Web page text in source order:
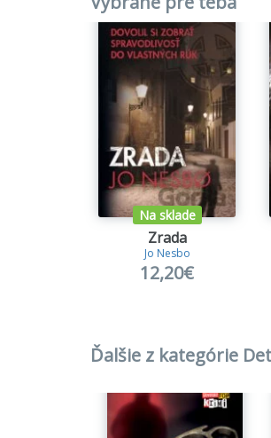
Na sklade
Zrada
Jo Nesbo
12,20€
Ďalšie z kategórie